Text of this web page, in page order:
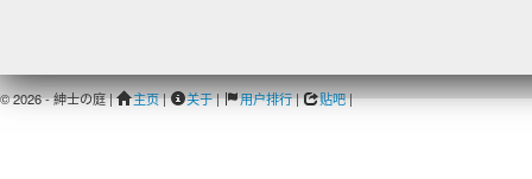
© 2026 - 紳士の庭 | 主页| 关于| 用户排行| 贴吧|